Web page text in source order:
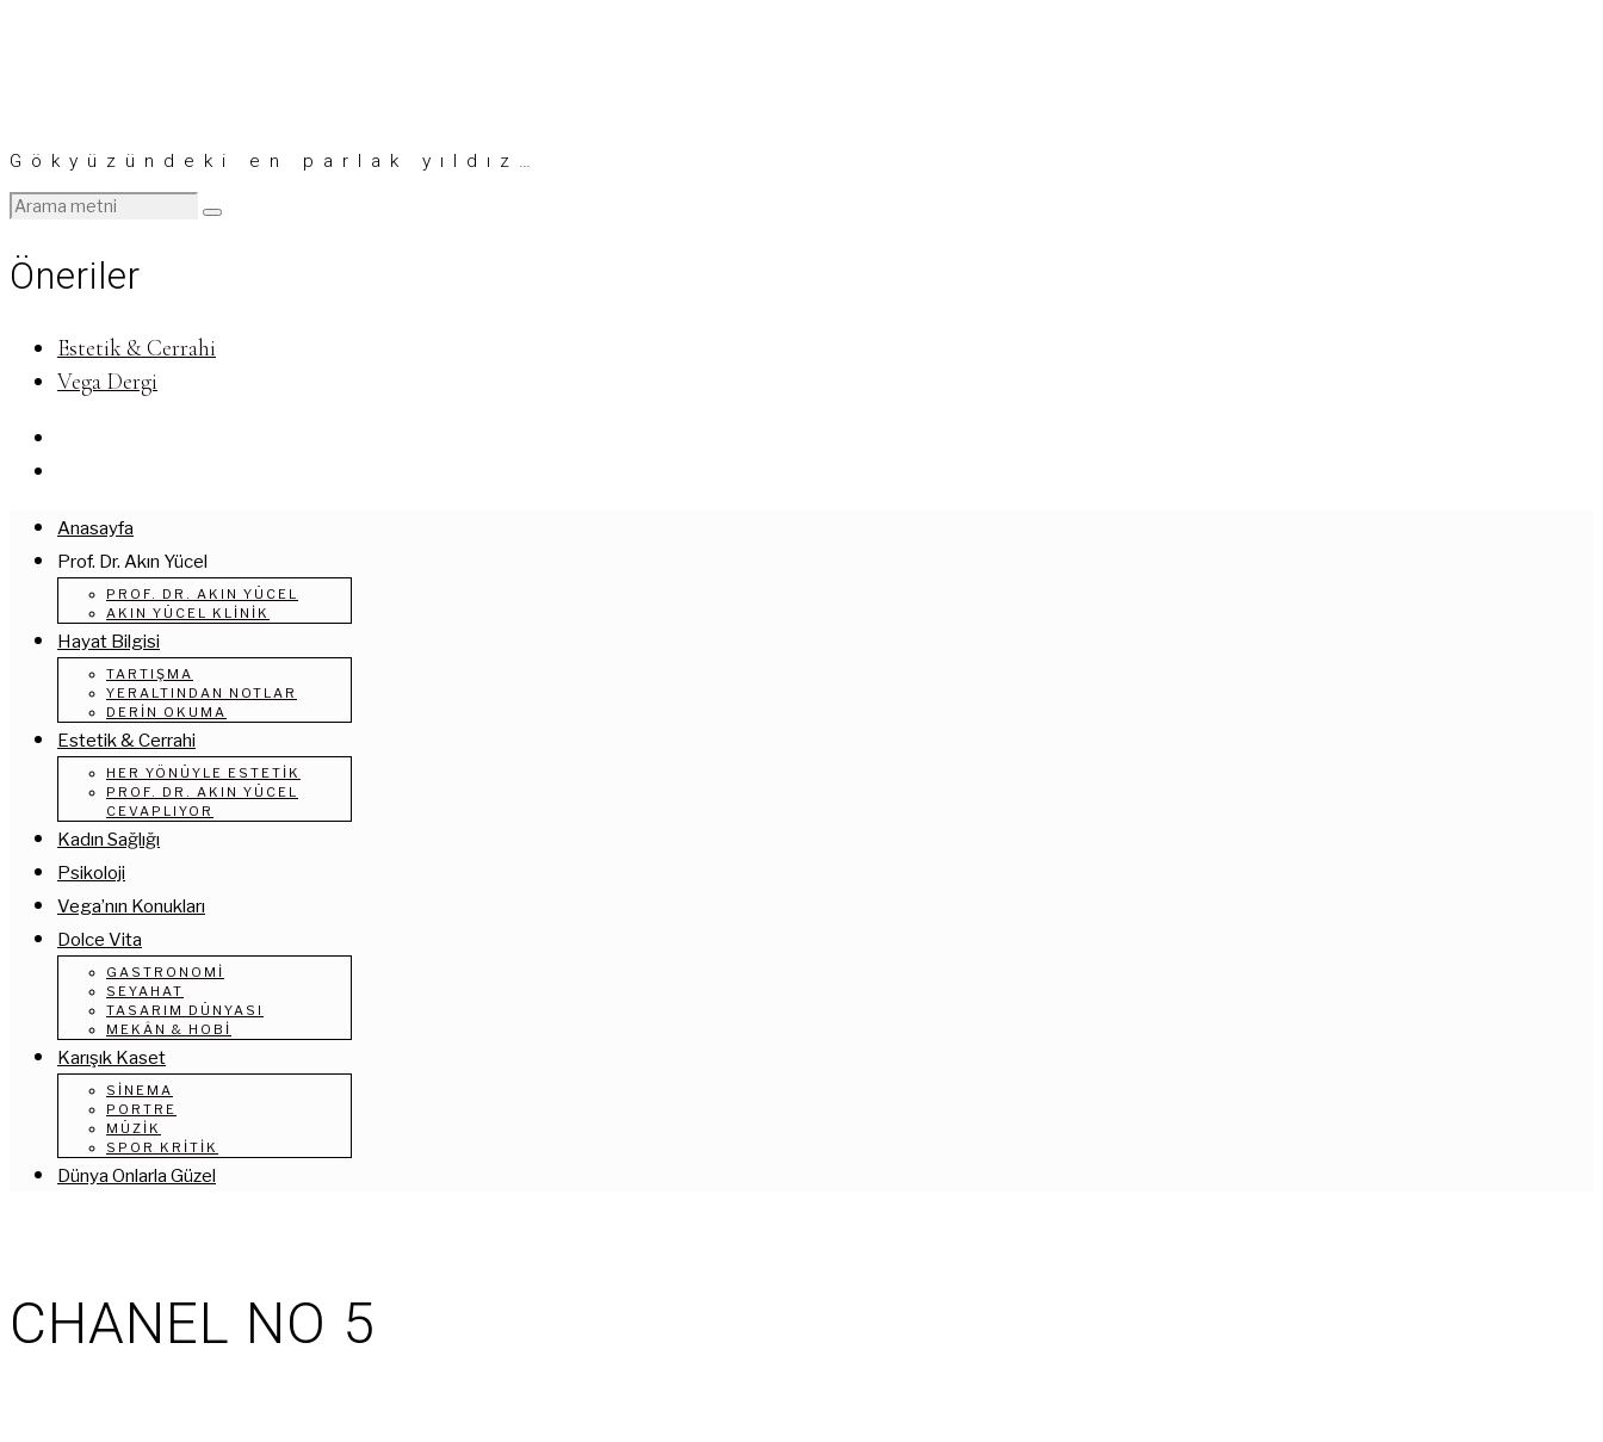
Gökyüzündeki en parlak yıldız…
Öneriler
Estetik & Cerrahi
Vega Dergi
Anasayfa
Prof. Dr. Akın Yücel
PROF. DR. AKIN YÜCEL
AKIN YÜCEL KLINIK
Hayat Bilgisi
TARTIŞMA
YERALTINDAN NOTLAR
DERIN OKUMA
Estetik & Cerrahi
HER YÖNÜYLE ESTETIK
PROF. DR. AKIN YÜCEL
CEVAPLIYOR
Kadın Sağlığı
Psikoloji
Vega’nın Konukları
Dolce Vita
GASTRONOMI
SEYAHAT
TASARIM DÜNYASI
MEKÂN & HOBI
Karışık Kaset
SINEMA
PORTRE
MÜZIK
SPOR KRITIK
Dünya Onlarla Güzel
CHANEL NO 5